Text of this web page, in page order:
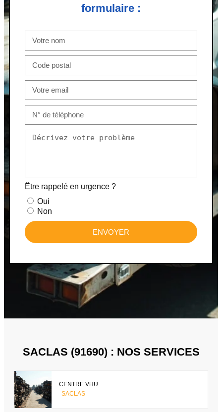
formulaire :
Être rappelé en urgence ?
Oui
Non
ENVOYER
SACLAS (91690) : NOS SERVICES
CENTRE VHU
SACLAS